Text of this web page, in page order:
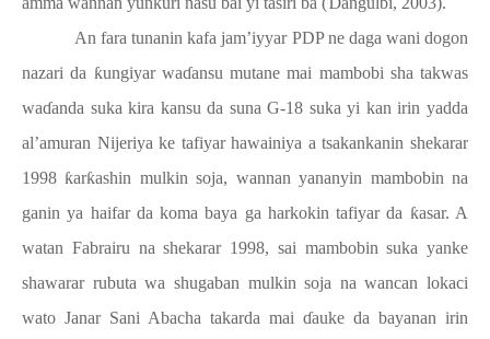
An fara tunanin kafa jam’iyyar PDP ne daga wani dogon
nazari da ƙungiyar waɗansu mutane mai mambobi sha takwas
waɗanda suka kira kansu da suna G-18 suka yi kan irin yadda
al’amuran Nijeriya ke tafiyar hawainiya a tsakankanin shekarar
1998ƙarƙashin mulkin soja, wannan yananyin mambobin na
ganin ya haifar da koma baya ga harkokin tafiyar da ƙasar. A
watan Fabrairu na shekarar 1998, sai mambobin suka yanke
shawarar rubuta wa shugaban mulkin soja na wancan lokaci
wato Janar Sani Abacha takarda mai ɗauke da bayanan irin